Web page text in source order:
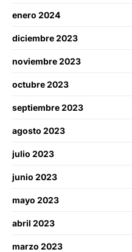
enero 2024
diciembre 2023
noviembre 2023
octubre 2023
septiembre 2023
agosto 2023
julio 2023
junio 2023
mayo 2023
abril 2023
marzo 2023